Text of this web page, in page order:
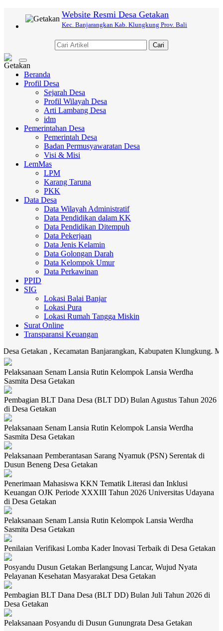
Website Resmi Desa Getakan
Kec. Banjarangkan Kab. Klungkung Prov. Bali
Cari
Toggle
navigation
Beranda
Profil Desa
Sejarah Desa
Profil Wilayah Desa
Arti Lambang Desa
idm
Pemerintahan Desa
Pemerintah Desa
Badan Permusyawaratan Desa
Visi & Misi
LemMas
LPM
Karang Taruna
PKK
Data Desa
Data Wilayah Administratif
Data Pendidikan dalam KK
Data Pendidikan Ditempuh
Data Pekerjaan
Data Jenis Kelamin
Data Golongan Darah
Data Kelompok Umur
Data Perkawinan
PPID
SIG
Lokasi Balai Banjar
Lokasi Pura
Lokasi Rumah Tangga Miskin
Surat Online
Transparansi Keuangan
, Kecamatan Banjarangkan, Kabupaten Klungkung. Media
Pelaksanaan Senam Lansia Rutin Kelompok Lansia Werdha
Sasmita Desa Getakan
Pembagian BLT Dana Desa (BLT DD) Bulan Agustus Tahun 2026
di Desa Getakan
Pelaksanaan Senam Lansia Rutin Kelompok Lansia Werdha
Sasmita Desa Getakan
Pelaksanaan Pemberantasan Sarang Nyamuk (PSN) Serentak di
Dusun Beneng Desa Getakan
Penerimaan Mahasiswa KKN Tematik Literasi dan Inklusi
Keuangan OJK Periode XXXIII Tahun 2026 Universitas Udayana
di Desa Getakan
Pelaksanaan Senam Lansia Rutin Kelompok Lansia Werdha
Sasmita Desa Getakan
Penilaian Verifikasi Lomba Kader Inovasi Terbaik di Desa Getakan
Posyandu Dusun Getakan Berlangsung Lancar, Wujud Nyata
Pelayanan Kesehatan Masyarakat Desa Getakan
Pembagian BLT Dana Desa (BLT DD) Bulan Juli Tahun 2026 di
Desa Getakan
Pelaksanaan Posyandu di Dusun Gunungrata Desa Getakan